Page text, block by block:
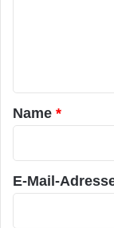
a
r
*
Name *
E-Mail-